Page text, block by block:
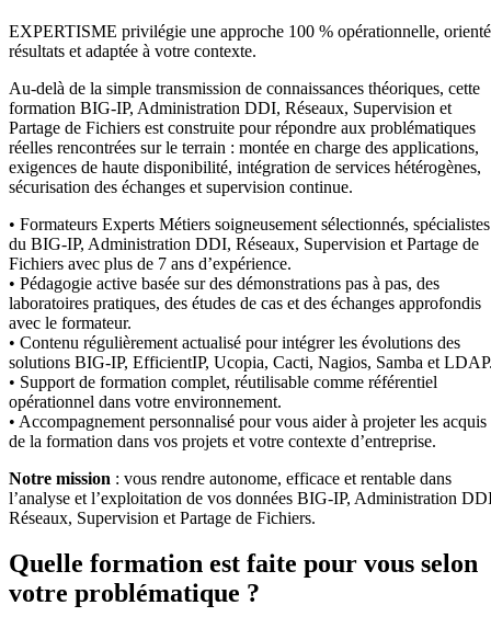
EXPERTISME privilégie une approche 100 % opérationnelle,
résultats et adaptée à votre contexte.
Au-delà de la simple transmission de connaissances théoriques, cette
formation BIG-IP, Administration DDI, Réseaux, Supervision et
Partage de Fichiers est construite pour répondre aux problématiques
réelles rencontrées sur le terrain : montée en charge des applications,
exigences de haute disponibilité, intégration de services hétérogènes,
sécurisation des échanges et supervision continue.
• Formateurs Experts Métiers soigneusement sélectionnés, spécialistes
du BIG-IP, Administration DDI, Réseaux, Supervision et Partage de
Fichiers avec plus de 7 ans d’expérience.
• Pédagogie active basée sur des démonstrations pas à pas, des
laboratoires pratiques, des études de cas et des échanges approfondis
avec le formateur.
• Contenu régulièrement actualisé pour intégrer les évolutions des
solutions BIG-IP, EfficientIP, Ucopia, Cacti, Nagios, Samba et
• Support de formation complet, réutilisable comme référentiel
opérationnel dans votre environnement.
• Accompagnement personnalisé pour vous aider à projeter les acquis
de la formation dans vos projets et votre contexte d’entreprise.
Notre mission : vous rendre autonome, efficace et rentable dans
l’analyse et l’exploitation de vos données BIG-IP, Administration
Réseaux, Supervision et Partage de Fichiers.
Quelle formation est faite pour vous selon
votre problématique ?